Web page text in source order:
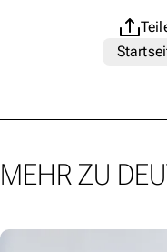
MEHR ZU